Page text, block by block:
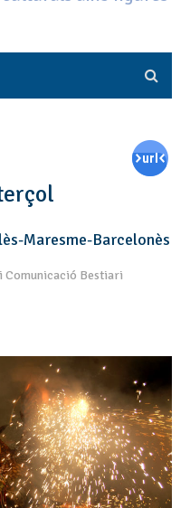
Maresme-Barcelonès
Comunicació Bestiari